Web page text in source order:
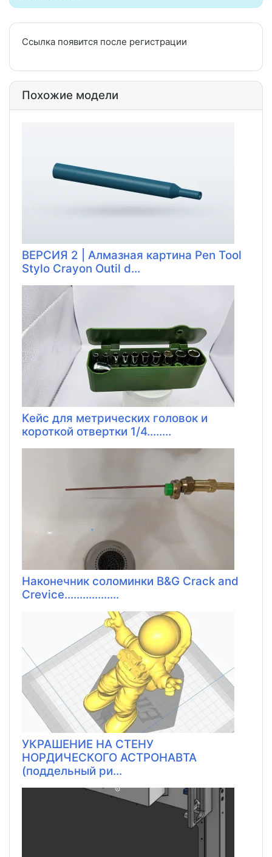
Ссылка появится после регистрации
Похожие модели
ВЕРСИЯ 2 | Алмазная картина Pen Tool
Stylo Crayon Outil d...
Кейс для метрических головок и
короткой отвертки 1/4........
Наконечник соломинки B&G Crack and
Crevice..................
УКРАШЕНИЕ НА СТЕНУ
НОРДИЧЕСКОГО АСТРОНАВТА
(поддельный ри...